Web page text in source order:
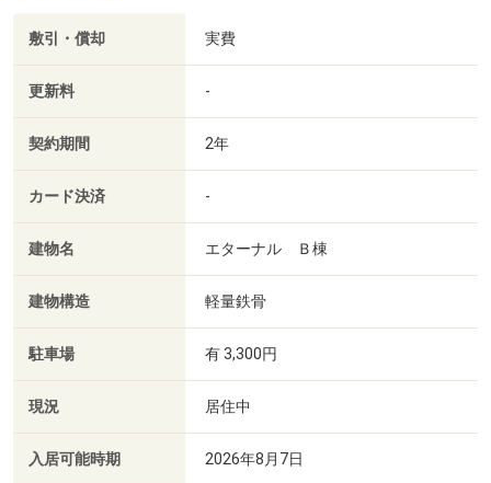
敷引・償却 実費
更新料 -
契約期間 2年
カード決済 -
建物名 エターナル Ｂ棟
建物構造 軽量鉄骨
駐車場 有 3,300円
現況 居住中
入居可能時期 2026年8月7日